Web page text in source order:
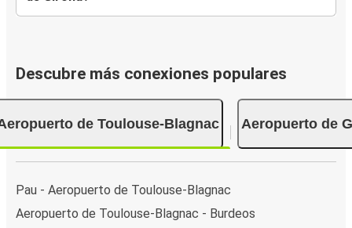
Descubre más conexiones populares
de Toulouse-Blagnac Aeropuerto de
Pau - Aeropuerto de Toulouse-Blagnac
Aeropuerto de Toulouse-Blagnac - Burdeos